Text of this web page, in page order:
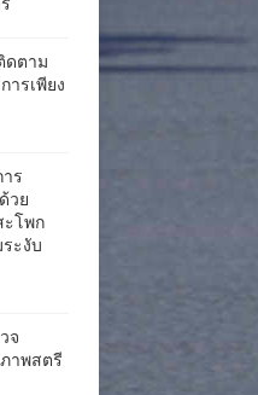
ดตาม
ารเพียง
าร
วย
ะโพก
ะงับ
จ
าพสตรี